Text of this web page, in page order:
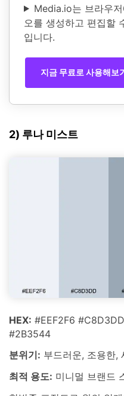
Media.io는 브라우
오를 생성하고 편집할
입니다.
지금 무료로 사용해보
2) 루나 미스트
HEX: #EEF2F6
#2B3544
분위기: 부드러운, 조용한,
최적 용도: 미니멀 브랜드